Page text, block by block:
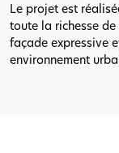
Le projet est
toute la richesse
façade expressive
environnement